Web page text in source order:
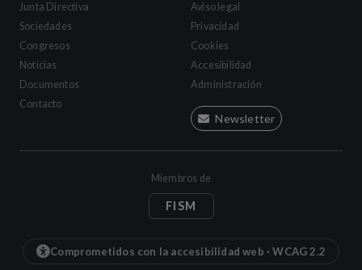
Junta Directiva
Sociedades
Congresos
Noticias
Documentos
Contacto
Aviso legal
Privacidad
Cookies
Accesibilidad
Administración
Newsletter
Miembros de
FISM
Comprometidos con la accesibilidad web · WCAG 2.2